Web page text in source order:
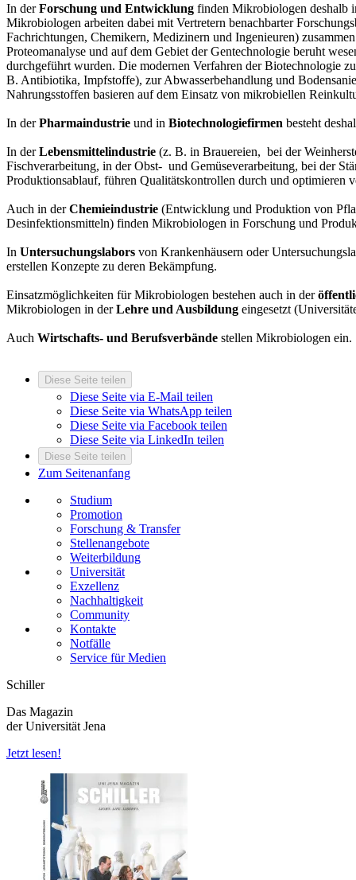
In derForschung und Entwicklung finden Mikrobiologen deshalb
Mikrobiologen arbeiten dabei mit Vertretern benachbarter
Fachrichtungen, Chemikern, Medizinern und Ingenieuren)
Proteomanalyse und auf dem Gebiet der Gentechnologie beruht
durchgeführt wurden. Die modernen Verfahren der Biotechnologie
B. Antibiotika, Impfstoffe), zur Abwasserbehandlung und
Nahrungsstoffen basieren auf dem Einsatz von mikrobiellen
In derPharmaindustrie und in Biotechnologiefirmen besteht
In derLebensmittelindustrie (z. B. in Brauereien, bei der
Fischverarbeitung, in der Obst- und Gemüseverarbeitung, bei der
Produktionsablauf, führen Qualitätskontrollen durch und optimieren
Auch in derChemieindustrie (Entwicklung und Produktion von
Desinfektionsmitteln) finden Mikrobiologen in Forschung und
In Untersuchungslabors von Krankenhäusern oder
erstellen Konzepte zu deren Bekämpfung.
Einsatzmöglichkeiten für Mikrobiologen bestehen auch in der
Mikrobiologen in derLehre und Ausbildung eingesetzt
Auch Wirtschafts- und Berufsverbände stellen Mikrobiologen ein.
Diese Seite teilen
Diese Seite via E-Mail teilen
Diese Seite via WhatsApp teilen
Diese Seite via Facebook teilen
Diese Seite via LinkedIn teilen
Diese Seite teilen
Zum Seitenanfang
Studium
Promotion
Forschung & Transfer
Stellenangebote
Weiterbildung
Universität
Exzellenz
Nachhaltigkeit
Community
Kontakte
Notfälle
Service für Medien
Schiller
Das Magazin
der Universität Jena
Jetzt lesen!